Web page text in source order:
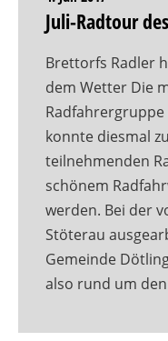
Juli-Radtour
Brettorfs Radler
dem Wetter Die
konnte diesmal
teilnehmenden
schönem
werden. Bei der
Stöterau
Gemeinde
also rund um